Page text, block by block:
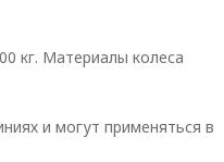
кг. Материалы колеса
и могут применяться в